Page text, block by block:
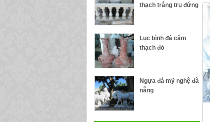
thạch trắng trụ đứng
Lục bình đá cẩm
thạch đỏ
Ngựa đá mỹ nghệ đà
nẵng